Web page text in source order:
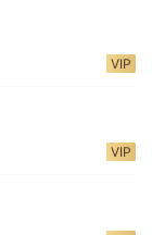
VIP
VIP